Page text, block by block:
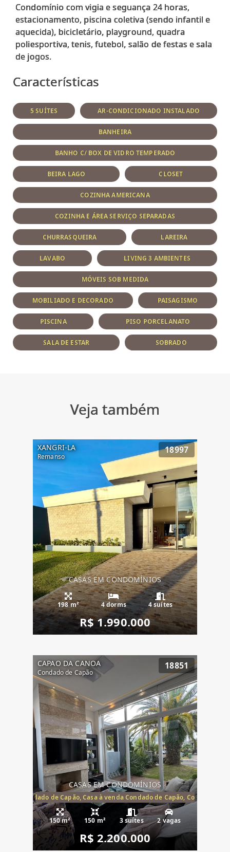
Condomínio com vigia e seguança 24 horas,
estacionamento, piscina coletiva (sendo infantil e
aquecida), bicicletário, playground, quadra
poliesportiva, tenis, futebol, salão de festas e sala
Características
5 SUÍTES AR-CONDICIONADO INSTALADO
BANHEIRA
BANHO C/ BOX DE VIDRO TEMPERADO
BEIRA LAGO CLOSET
COZINHA AMERICANA
COZINHA E ÁREA SERVIÇO SEPARADAS
CHURRASQUEIRA LAREIRA
LAVABO LIVING 3 AMBIENTES
MÓVEIS SOB MEDIDA
MOBILIADO E DECORADO PAISAGISMO
PISCINA PISO PORCELANATO
SALA DE ESTAR SOBRADO
Veja também
XANGRI-LA
Remanso
18997
CASAS EM CONDOMÍNIOS
198 m² 4 dorms 4 suítes
R$ 1.990.000
CAPAO DA CANOA
Condado de Capão
18851
CASAS EM CONDOMÍNIOS
Condado de Capão, Casa à venda Condado de Capão, Condomínio
150 m² 150 m² 3 suítes 2 vagas
R$ 2.200.000